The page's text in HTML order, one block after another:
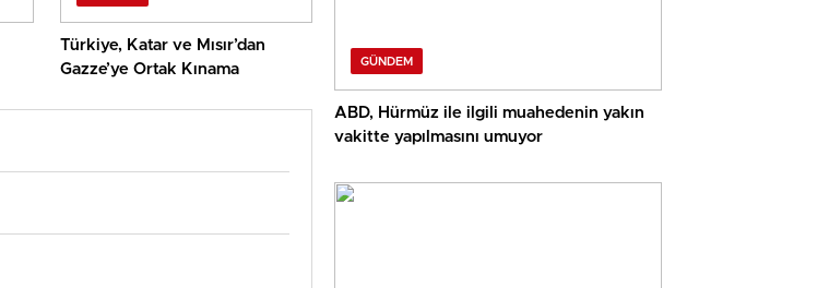
Türkiye, Katar ve Mısır’dan
Gazze’ye Ortak Kınama
GÜNDEM
ABD, Hürmüz ile ilgili muahedenin yakın
vakitte yapılmasını umuyor